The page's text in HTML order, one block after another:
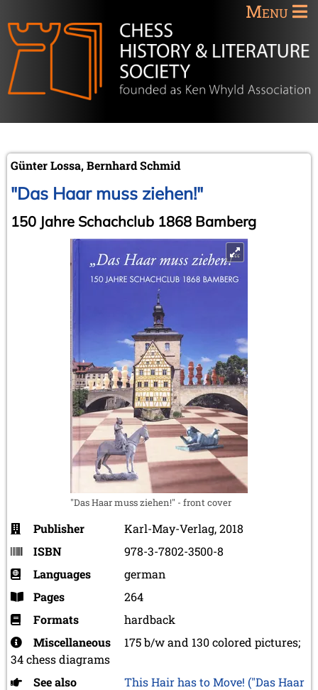
Menu
Günter Lossa, Bernhard Schmid
"Das Haar muss ziehen!"
150 Jahre Schachclub 1868 Bamberg
"Das Haar muss ziehen!" - front cover
Publisher
Karl-May-Verlag, 2018
ISBN
978-3-7802-3500-8
Languages
german
Pages
264
Formats
hardback
Miscellaneous
175 b/w and 130 colored pictures;
34 chess diagrams
See also
This Hair has to Move! ("Das Haar